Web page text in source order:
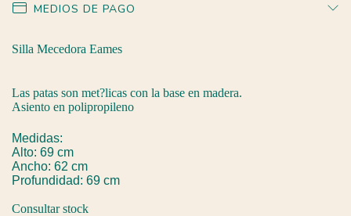
MEDIOS DE PAGO
Silla Mecedora Eames
Las patas son met?licas con la base en madera.
Asiento en polipropileno
Medidas:
Alto: 69 cm
Ancho: 62 cm
Profundidad: 69 cm
Consultar stock